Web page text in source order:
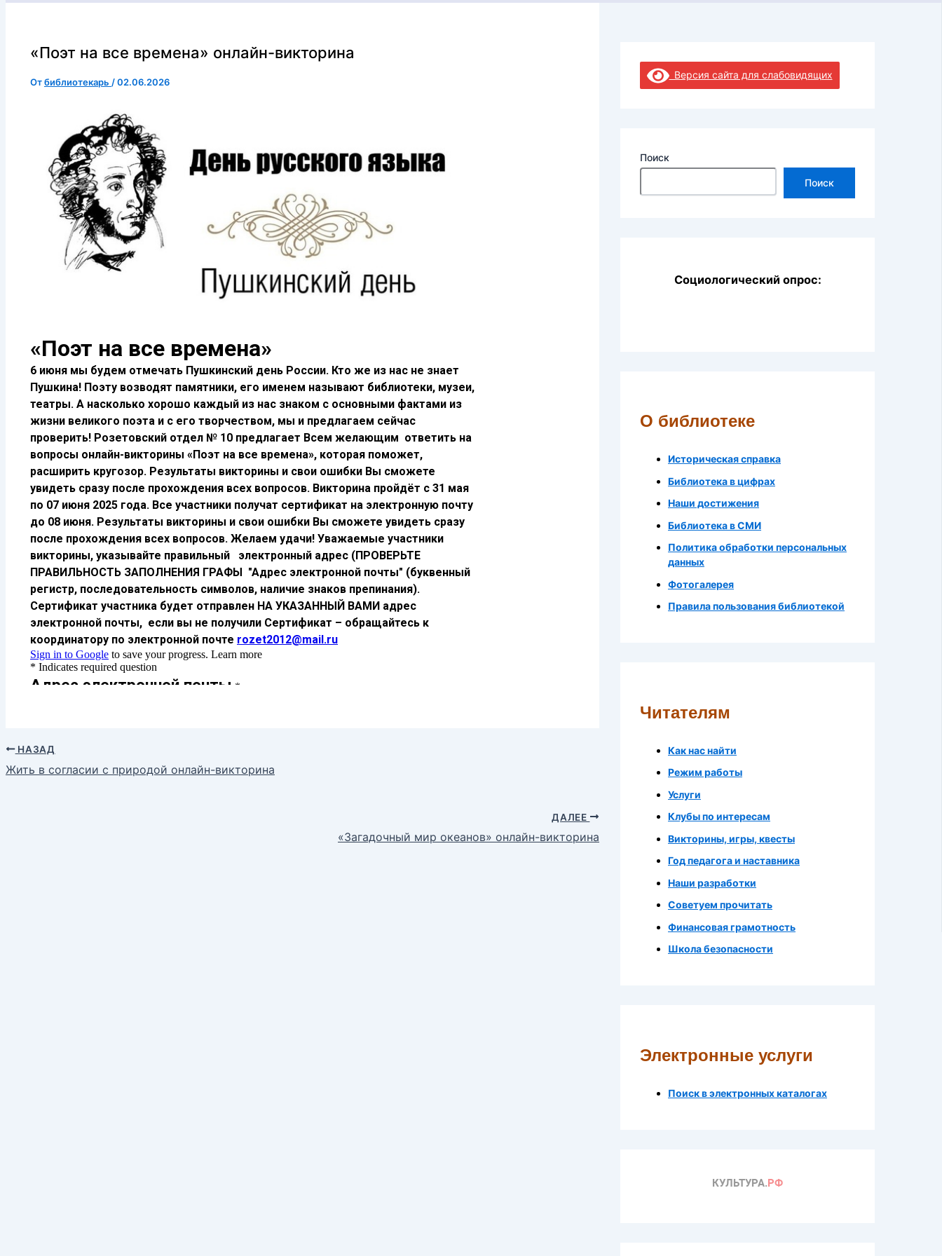
«Поэт на все времена» онлайн-викторина
Отбиблиотекарь /02.06.2026
НАЗАД
Жить в согласии с природой онлайн-викторина
ДАЛЕЕ
«Загадочный мир океанов» онлайн-викторина
Версия сайта для слабовидящих
Поиск
Поиск
Социологический опрос:
О библиотеке
Историческая справка
Библиотека в цифрах
Наши достижения
Библиотека в СМИ
Политика обработки персональных
данных
Фотогалерея
Правила пользования библиотекой
Читателям
Как нас найти
Режим работы
Услуги
Клубы по интересам
Викторины, игры, квесты
Год педагога и наставника
Наши разработки
Советуем прочитать
Финансовая грамотность
Школа безопасности
Электронные услуги
Поиск в электронных каталогах